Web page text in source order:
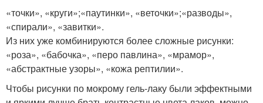
«точки», «круги»;«паутинки», «веточки»;«разводы»,
«спирали», «завитки».
Из них уже комбинируются более сложные рисунки:
«роза», «бабочка», «перо павлина», «мрамор»,
«абстрактные узоры», «кожа рептилии».
Чтобы рисунки по мокрому гель-лаку были эффектными